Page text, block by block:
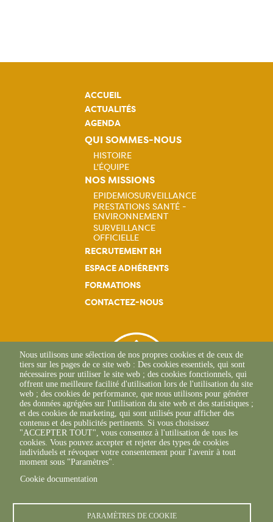
Nous utilisons une sélection de nos propres cookies et de ceux de
tiers sur les pages de ce site web : Des cookies essentiels, qui sont
nécessaires pour utiliser le site web ; des cookies fonctionnels, qui
offrent une meilleure facilité d'utilisation lors de l'utilisation du site
web ; des cookies de performance, que nous utilisons pour générer
des données agrégées sur l'utilisation du site web et des statistiques ;
et des cookies de marketing, qui sont utilisés pour afficher des
contenus et des publicités pertinents. Si vous choisissez
"ACCEPTER TOUT", vous consentez à l'utilisation de tous les
cookies. Vous pouvez accepter et rejeter des types de cookies
individuels et révoquer votre consentement pour l'avenir à tout
moment sous "Paramètres".
Cookie documentation
PARAMÈTRES DE COOKIE
ACCUEIL
ACTUALITÉS
AGENDA
QUI SOMMES-NOUS
Navigation
principale
HISTOIRE
L'ÉQUIPE
NOS MISSIONS
Navigation
principale
EPIDEMIOSURVEILLANCE
PRESTATIONS SANTÉ -
ENVIRONNEMENT
SURVEILLANCE
OFFICIELLE
RECRUTEMENT RH
ESPACE ADHÉRENTS
FORMATIONS
CONTACTEZ-NOUS
L'Osteria
20117 CAURO
+33 04 95 26 68 81